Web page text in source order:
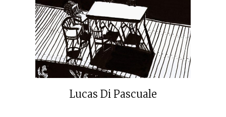
Lucas Di Pascuale